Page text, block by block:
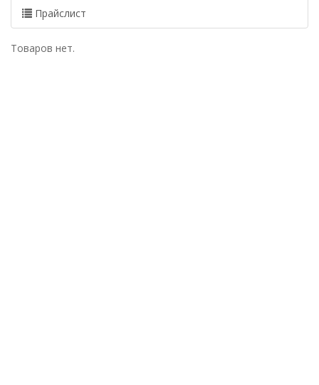
Прайслист
Товаров нет.